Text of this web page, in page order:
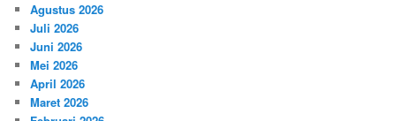
Agustus 2026
Juli 2026
Juni 2026
Mei 2026
April 2026
Maret 2026